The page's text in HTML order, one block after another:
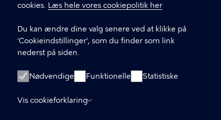
cookies. Læs hele vores cookiepolitik her
Du kan ændre dine valg senere ved at klikke på
'Cookieindstillinger', som du finder som link
nederst på siden.
Nødvendige Funktionelle Statistiske
Vis cookieforklaring
Digital Post
Databeskyttelse
Tilgængelighedserklæring
Om hjemmesiden